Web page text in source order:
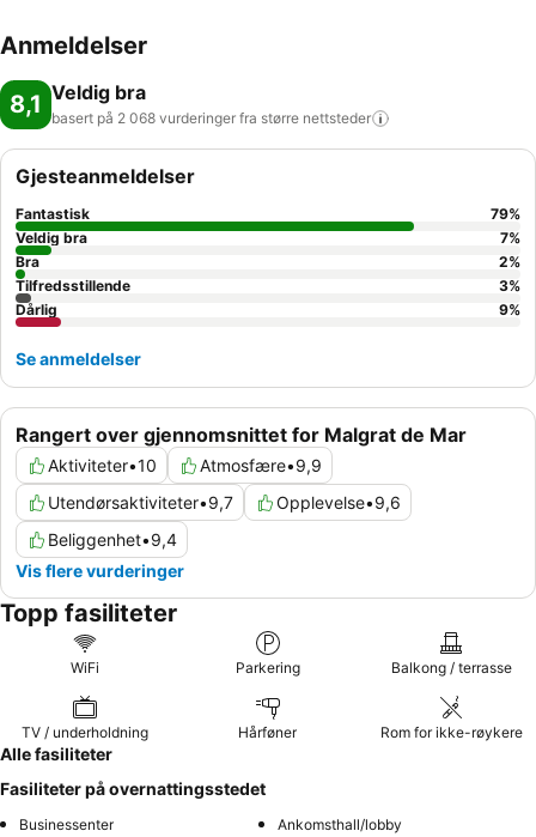
Anmeldelser
8,1 Veldig bra
basert på 2 068 vurderinger fra større nettsteder
Rangert over gjennomsnittet for Malgrat de Mar
Aktiviteter•10 Atmosfære•9,9
Utendørsaktiviteter•9,7 Opplevelse•9,6
Beliggenhet•9,4
Vis flere vurderinger
Gjesteanmeldelser
Fantastisk 79%
Veldig bra
7%
Bra
2%
Tilfredsstillende
3%
Dårlig
9%
Se anmeldelser
Topp fasiliteter
WiFi Parkering Balkong / terrasse
TV / underholdning Hårføner Rom for ikke-røykere
Alle fasiliteter
Fasiliteter på overnattingsstedet
Businessenter
Ankomsthall/lobby